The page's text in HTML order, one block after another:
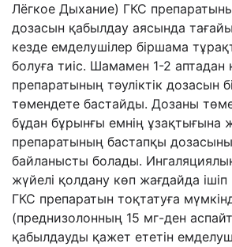
Лёгкое Дыхание) ГКС
дозасын қабылдау аясында
кезде емделушілер біршама
болуға тиіс. Шамамен 1-2 аптадан
препаратының тәуліктік дозасын
төмендете бастайды. Дозаны
бұдан бұрынғы емнің ұзақтығына
препаратының бастапқы
байланысты болады.
жүйелі қолдану көп жағдайда
ГКС препаратын тоқтатуға
(преднизолонның 15 мг-ден
қабылдауды қажет ететін